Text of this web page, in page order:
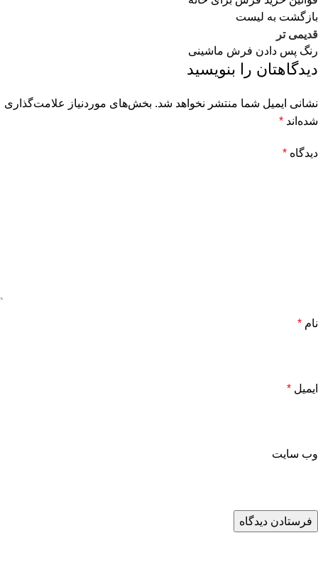
بازگشت به لیست
قدیمی تر
رنگ پس دادن فرش ماشینی
دیدگاهتان را بنویسید
نشانی ایمیل شما منتشر نخواهد شد. بخش‌های موردنیاز علامت‌گذاری
شده‌اند *
دیدگاه *
نام *
ایمیل *
وب‌ سایت